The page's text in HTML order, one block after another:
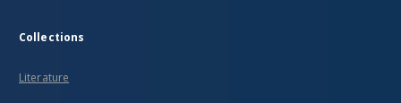
Collections
Literature